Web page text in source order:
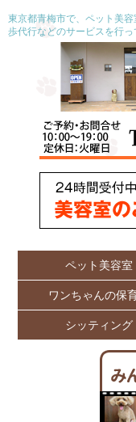
東京都青梅市で、ペット美
歩代行などのサービスを行っ
ペット美容室
ワンちゃんの保
シッティング